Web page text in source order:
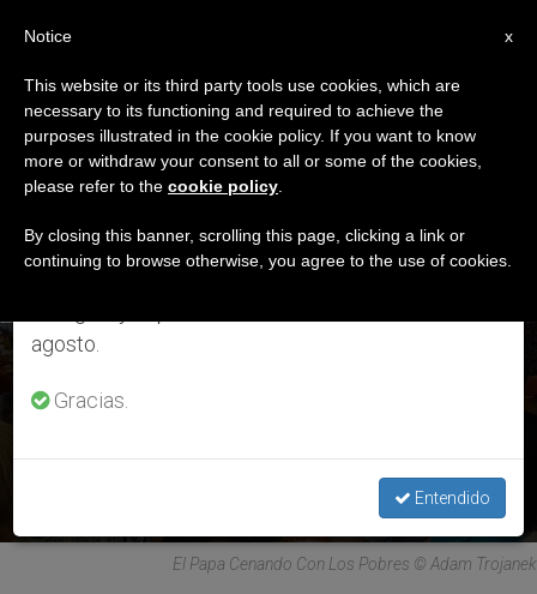
ETIQUETA
Posts Tagged ‘salmo’
ÚLTIMAS NOTICIAS
«La esperanza de los pobres nunca se frustrará» – Mensaje
del Papa Francisco
El Papa Cenando Con Los Pobres © Adam Trojanek
×
Aviso importante
Del 27 de julio al 7 de agosto haremos la pausa
anual, aprovechando que en el periodo de verano
se generan menos informaciones y también el
agosto.
Gracias.
Entendido
x
Notice
This website or its third party tools use cookies, which are
necessary to its functioning and required to achieve the
purposes illustrated in the cookie policy. If you want to know
more or withdraw your consent to all or some of the cookies,
please refer to the cookie policy
By closing this banner, scrolling this page, clicking a link or
continuing to browse otherwise, you agree to the use of cookies.